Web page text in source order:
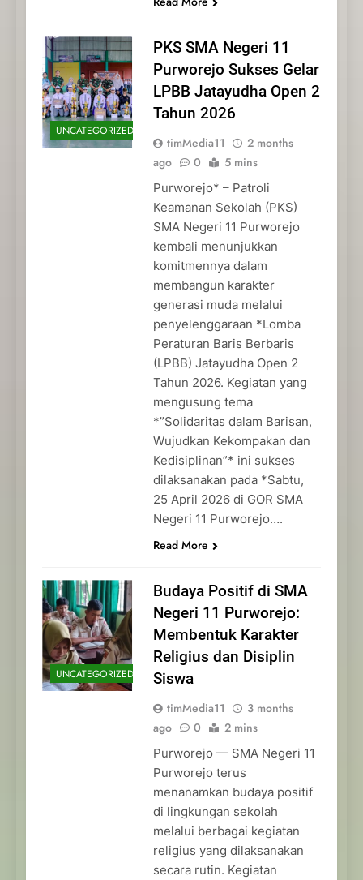
UNCATEGORIZED
PKS SMA Negeri 11
Purworejo Sukses Gelar
LPBB Jatayudha Open 2
Tahun 2026
timMedia11
2 months
ago
0 5 mins
Purworejo* – Patroli
Keamanan Sekolah (PKS)
SMA Negeri 11 Purworejo
kembali menunjukkan
komitmennya dalam
membangun karakter
generasi muda melalui
penyelenggaraan *Lomba
Peraturan Baris Berbaris
(LPBB) Jatayudha Open 2
Tahun 2026. Kegiatan yang
mengusung tema
*”Solidaritas dalam Barisan,
Wujudkan Kekompakan dan
Kedisiplinan”* ini sukses
dilaksanakan pada *Sabtu,
25 April 2026 di GOR SMA
Negeri 11 Purworejo….
Read More
UNCATEGORIZED
Budaya Positif di SMA
Negeri 11 Purworejo:
Membentuk Karakter
Religius dan Disiplin
Siswa
timMedia11
3 months
ago
0 2 mins
Purworejo — SMA Negeri 11
Purworejo terus
menanamkan budaya positif
di lingkungan sekolah
melalui berbagai kegiatan
religius yang dilaksanakan
secara rutin. Kegiatan